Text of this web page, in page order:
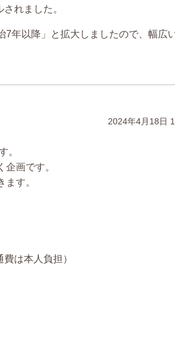
れました。
7年以降」と拡大しましたので、幅広
2024年4月18日
。
画です。
す。
は本人負担）